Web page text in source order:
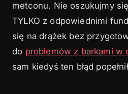
3.1 Etap 1: beat swing
3.2 Etap 2: kip bez
metconu. Nie oszukujmy
TYLKO z odpowiednimi
się na drążek bez
do problemów z barkami w
sam kiedyś ten błąd